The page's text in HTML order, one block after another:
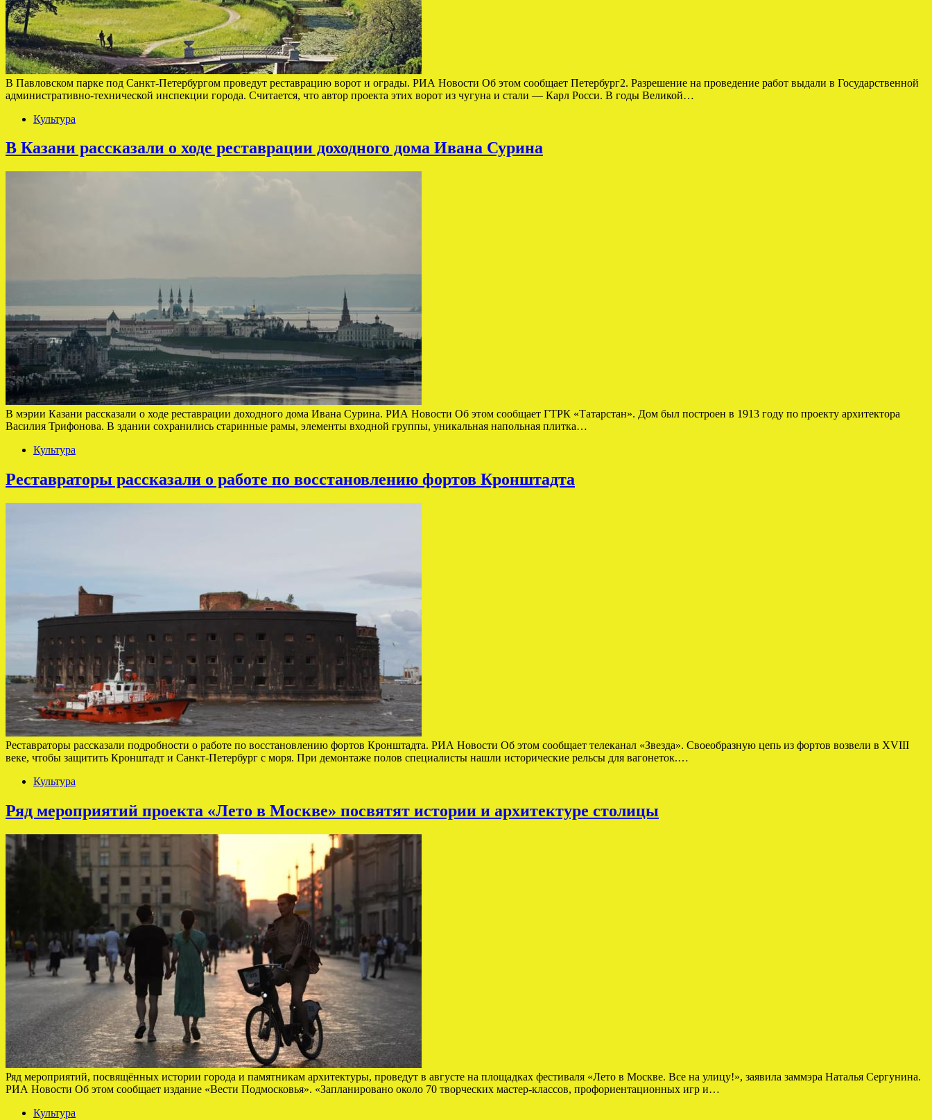
В Павловском парке под Санкт-Петербургом проведут реставрацию ворот и ограды. РИА Новости Об этом сообщает Петербург2. Разрешение на проведение работ выдали в Государственной
административно-технической инспекции города. Считается, что автор проекта этих ворот из чугуна и стали — Карл Росси. В годы Великой…
Культура
В Казани рассказали о ходе реставрации доходного дома Ивана Сурина
В мэрии Казани рассказали о ходе реставрации доходного дома Ивана Сурина. РИА Новости Об этом сообщает ГТРК «Татарстан». Дом был построен в 1913 году по проекту архитектора
Василия Трифонова. В здании сохранились старинные рамы, элементы входной группы, уникальная напольная плитка…
Культура
Реставраторы рассказали о работе по восстановлению фортов Кронштадта
Реставраторы рассказали подробности о работе по восстановлению фортов Кронштадта. РИА Новости Об этом сообщает телеканал «Звезда». Своеобразную цепь из фортов возвели в XVIII
веке, чтобы защитить Кронштадт и Санкт-Петербург с моря. При демонтаже полов специалисты нашли исторические рельсы для вагонеток.…
Культура
Ряд мероприятий проекта «Лето в Москве» посвятят истории и архитектуре столицы
Ряд мероприятий, посвящённых истории города и памятникам архитектуры, проведут в августе на площадках фестиваля «Лето в Москве. Все на улицу!», заявила заммэра Наталья Сергунина.
РИА Новости Об этом сообщает издание «Вести Подмосковья». «Запланировано около 70 творческих мастер-классов, профориентационных игр и…
Культура